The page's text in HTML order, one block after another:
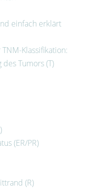
einfach erklärt
Klassifikation:
Tumors (T)
(ER/PR)
(R)